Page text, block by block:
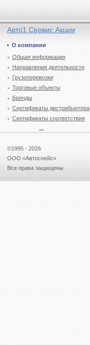
Авто1 Сервис Акции
О компании
Общая информация
Направления деятельности
Грузоперевозки
Торговые объекты
Бренды
Сертификаты дистрибьютора
Сертификаты соответствия
©1995 - 2026
ООО «Автоспейс»
Все права защищены